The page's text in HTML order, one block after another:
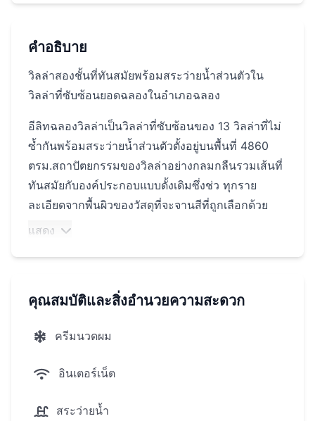
คำอธิบาย
วิลล่าสองชั้นที่ทันสมัยพร้อมสระว่ายน้ำส่วนตัวใน
วิลล่าที่ซับซ้อนยอดฉลองในอำเภอฉลอง
อีลิทฉลองวิลล่าเป็นวิลล่าที่ซับซ้อนของ 13 วิลล่าที่ไม่
ซ้ำกันพร้อมสระว่ายน้ำส่วนตัวตั้งอยู่บนพื้นที่ 4860
ตรม.สถาปัตยกรรมของวิลล่าอย่างกลมกลืนรวมเส้นที่
ทันสมัยกับองค์ประกอบแบบดั้งเดิมซึ่งช่ว ทุกราย
ละเอียดจากพื้นผิวของวัสดุที่จะจานสีที่ถูกเลือกด้วย
การดูแลเพื่อความสะดวกสบายข การตกแต่งภายในที่
สถานที่
ซับซ้อนตั้งอยู่ในฉลองใกล้กับโครงสร้างพื้นฐานที่
จำเป็นสำหรับชีวิตที่สะดวกสบายและนันทน งแรมแห่ง
นี้มีเสน่ห์เป็นพิเศษ ะพระใหญ่ท่าเรือฉลองและ
แสดง
คุณสมบัติและสิ่งอำนวยความสะดวก
ครีมนวดผม
อินเตอร์เน็ต
สระว่ายน้ำ